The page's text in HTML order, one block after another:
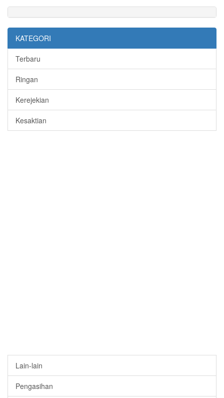
KATEGORI
Terbaru
Ringan
Kerejekian
Kesaktian
Lain-lain
Pengasihan